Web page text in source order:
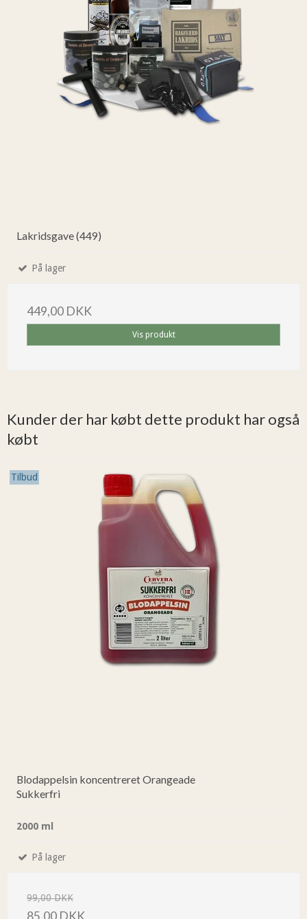
Lakridsgave (449)
På lager
449,00 DKK
Vis produkt
Kunder der har købt dette produkt har også
købt
Tilbud
Blodappelsin koncentreret Orangeade
Sukkerfri
2000 ml
På lager
99,00 DKK